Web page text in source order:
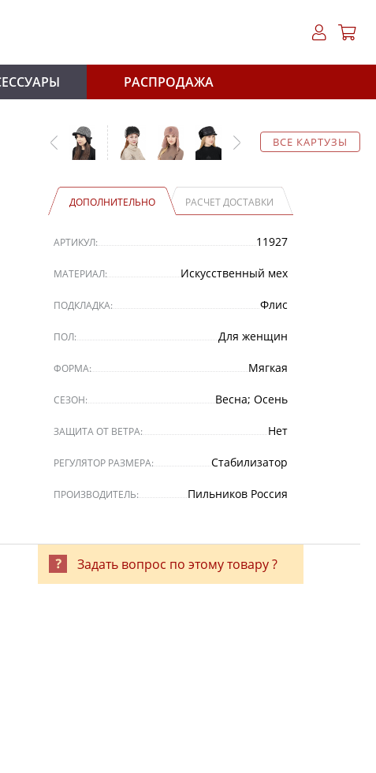
РАСПРОДАЖА
ВСЕ КАРТУЗЫ
ДОПОЛНИТЕЛЬНО РАСЧЕТ ДОСТАВКИ
АРТИКУЛ: 11927
МАТЕРИАЛ: Искусственный мех
ПОДКЛАДКА: Флис
ПОЛ: Для женщин
ФОРМА: Мягкая
СЕЗОН: Весна; Осень
ЗАЩИТА ОТ ВЕТРА: Нет
РЕГУЛЯТОР РАЗМЕРА: Стабилизатор
ПРОИЗВОДИТЕЛЬ: Пильников Россия
Задать вопрос по этому товару ?